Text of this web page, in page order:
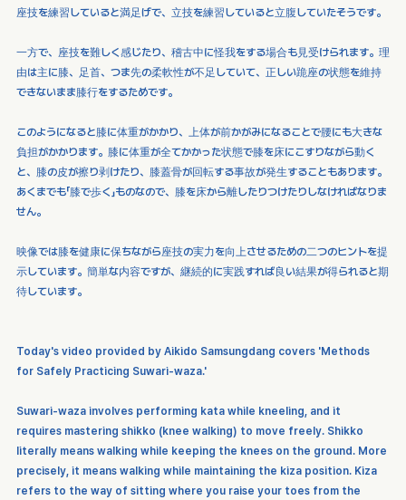
座技を練習していると満足げで、立技を練習していると立腹していたそうです。
一方で、座技を難しく感じたり、稽古中に怪我をする場合も見受けられます。理
由は主に膝、足首、つま先の柔軟性が不足していて、正しい跪座の状態を維持
できないまま膝行をするためです。
このようになると膝に体重がかかり、上体が前かがみになることで腰にも大きな
負担がかかります。膝に体重が全てかかった状態で膝を床にこすりながら動く
と、膝の皮が擦り剥けたり、膝蓋骨が回転する事故が発生することもあります。
あくまでも「膝で歩く」ものなので、膝を床から離したりつけたりしなければなりま
せん。
映像では膝を健康に保ちながら座技の実力を向上させるための二つのヒントを提
示しています。簡単な内容ですが、継続的に実践すれば良い結果が得られると期
待しています。
Today's video provided by Aikido Samsungdang covers 'Methods
for Safely Practicing Suwari-waza.'
Suwari-waza involves performing kata while kneeling, and it
requires mastering shikko (knee walking) to move freely. Shikko
literally means walking while keeping the knees on the ground. More
precisely, it means walking while maintaining the kiza position. Kiza
refers to the way of sitting where you raise your toes from the